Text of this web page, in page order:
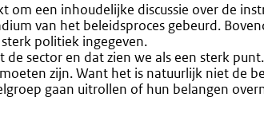
om een inhoudelijke discussie over de
van het beleidsproces gebeurd.
politiek ingegeven.
de sector en dat zien we als een sterk
zijn. Want het is natuurlijk niet de
gaan uitrollen of hun belangen